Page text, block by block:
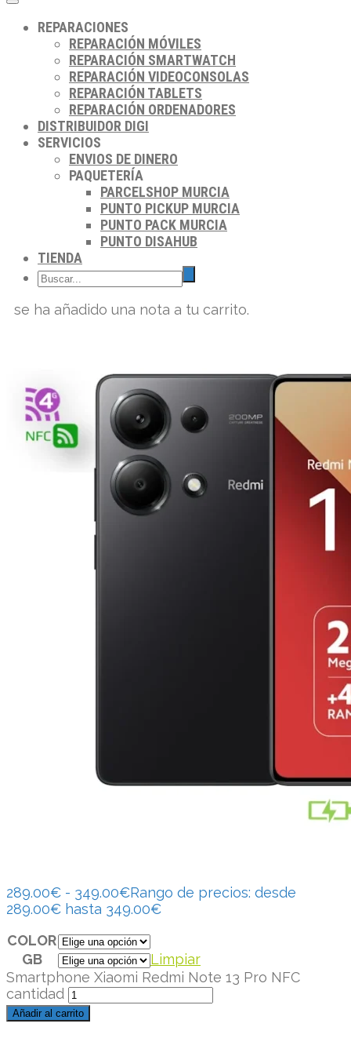
REPARACIONES
REPARACIÓN MÓVILES
REPARACIÓN SMARTWATCH
REPARACIÓN VIDEOCONSOLAS
REPARACIÓN TABLETS
REPARACIÓN ORDENADORES
DISTRIBUIDOR DIGI
SERVICIOS
ENVIOS DE DINERO
PAQUETERÍA
PARCELSHOP MURCIA
PUNTO PICKUP MURCIA
PUNTO PACK MURCIA
PUNTO DISAHUB
TIENDA
se ha añadido una nota a tu carrito.
289.00€ - 349.00€Rango de precios: desde
289.00€ hasta 349.00€
COLOR
GB
Limpiar
Smartphone Xiaomi Redmi Note 13 Pro NFC
cantidad
Añadir al carrito